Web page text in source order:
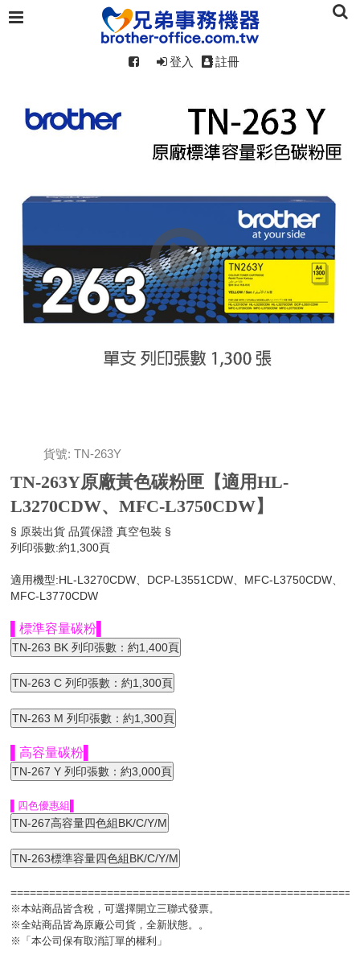
登入 註冊
貨號: TN-263Y
TN-263Y原廠黃色碳粉匣【適用HL-
L3270CDW、MFC-L3750CDW】
§ 原裝出貨 品質保證 真空包裝 §
列印張數:約1,300頁
適用機型:HL-L3270CDW、DCP-L3551CDW、MFC-L3750CDW、
MFC-L3770CDW
▌標準容量碳粉▌
▌高容量碳粉▌
▌四色優惠組▌
=====================================================
※本站商品皆含稅，可選擇開立三聯式發票。
※全站商品皆為原廠公司貨，全新狀態。。
※「本公司保有取消訂單的權利」